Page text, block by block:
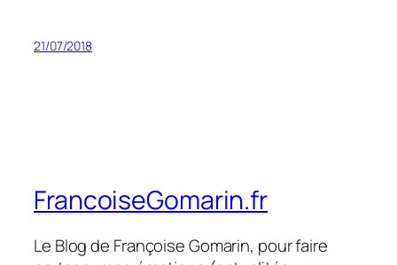
21/07/2018
FrancoiseGomarin.fr
Le Blog de Françoise Gomarin, pour faire